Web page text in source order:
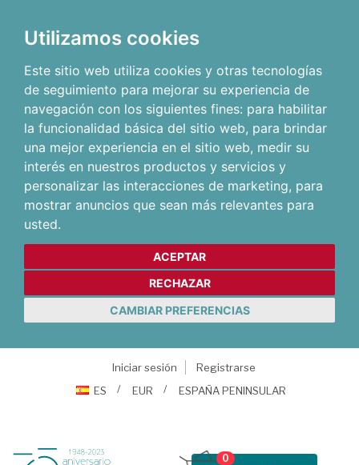
Utilizamos cookies
Este sitio web utiliza cookies y otras tecnologías
de seguimiento para mejorar su experiencia de
navegación con los siguientes fines: para habilitar
la funcionalidad básica del sitio web, para brindar
una mejor experiencia en el sitio web, medir su
interés en nuestros productos y servicios y
personalizar las interacciones de marketing, para
mostrar anuncios que sean más relevantes para
usted.
ACEPTAR
RECHAZAR
CAMBIAR PREFERENCIAS
Iniciar sesión
Registrarse
ES
EUR ESPAÑA PENINSULAR
0